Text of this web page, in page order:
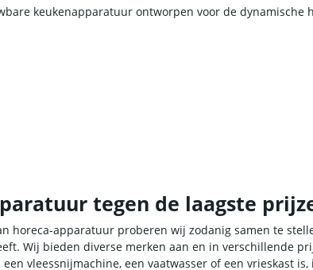
keukenapparatuur ontworpen voor de dynamische
tegen de laagste
horeca-apparatuur proberen wij zodanig samen te
Wij bieden diverse merken aan en in verschillende
vleessnijmachine, een vaatwasser of een vrieskast is,